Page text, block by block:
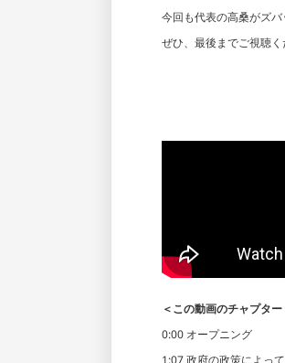
今回も代表の高桑がズ
ぜひ、最後までご視聴く
＜この動画のチャプター
0:00 オープニング
1:07 政府の政策によっ